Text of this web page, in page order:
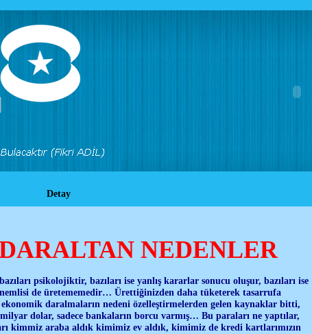
Detay
NEDENLER
psikolojiktir, bazıları ise yanlış kararlar sonucu oluşur, bazıları ise
de üretememedir… Ürettiğinizden daha tüketerek tasarrufa
ekonomik daralmaların nedeni özelleştirmelerden gelen kaynaklar bitti,
dolar, sadece bankaların borcu varmış… Bu paraları ne yaptılar,
kimmiz araba aldık kimimiz ev aldık, kimimiz de kredi kartlarımızın